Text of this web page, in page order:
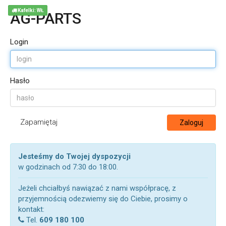
AG-PARTS
Login
Hasło
Zapamiętaj Zaloguj
Jesteśmy do Twojej dyspozycji
w godzinach od 7:30 do 18:00.
Jeżeli chciałbyś nawiązać z nami współpracę, z
przyjemnością odezwiemy się do Ciebie, prosimy o
kontakt:
Tel. 609 180 100
Kafelki: WŁ